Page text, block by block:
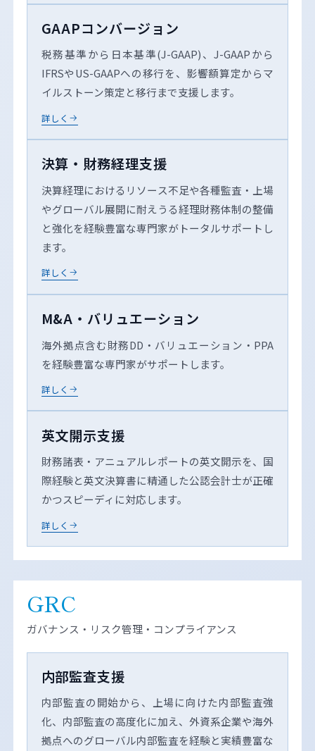
GAAPコンバージョン
税務基準から日本基準(J-GAAP)、J-GAAPから
IFRSやUS-GAAPへの移行を、影響額算定からマ
イルストーン策定と移行まで支援します。
詳しく
決算・財務経理支援
決算経理におけるリソース不足や各種監査・上場
やグローバル展開に耐えうる経理財務体制の整備
と強化を経験豊富な専門家がトータルサポートし
ます。
詳しく
M&A・バリュエーション
海外拠点含む財務DD・バリュエーション・PPA
を経験豊富な専門家がサポートします。
詳しく
英文開示支援
財務諸表・アニュアルレポートの英文開示を、国
際経験と英文決算書に精通した公認会計士が正確
かつスピーディに対応します。
詳しく
GRC
ガバナンス・リスク管理・コンプライアンス
内部監査支援
内部監査の開始から、上場に向けた内部監査強
化、内部監査の高度化に加え、外資系企業や海外
拠点へのグローバル内部監査を経験と実績豊富な